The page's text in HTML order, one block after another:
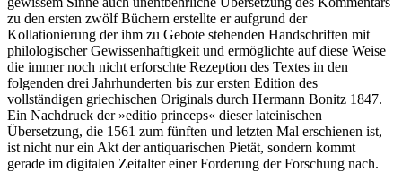
zu den ersten zwölf Büchern erstellte er aufgrund der
Kollationierung der ihm zu Gebote stehenden Handschriften mit
philologischer Gewissenhaftigkeit und ermöglichte auf diese Weise
die immer noch nicht erforschte Rezeption des Textes in den
folgenden drei Jahrhunderten bis zur ersten Edition des
vollständigen griechischen Originals durch Hermann Bonitz 1847.
Ein Nachdruck der »editio princeps« dieser lateinischen
Übersetzung, die 1561 zum fünften und letzten Mal erschienen ist,
ist nicht nur ein Akt der antiquarischen Pietät, sondern kommt
gerade im digitalen Zeitalter einer Forderung der Forschung nach.